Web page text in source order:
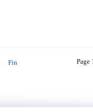
Page
Fin